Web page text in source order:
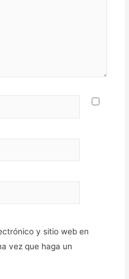
y sitio web en
vez que haga un